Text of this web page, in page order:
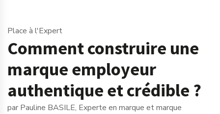
Place à l'Expert
Comment construire une
marque employeur
authentique et crédible ?
par Pauline BASILE, Experte en marque et marque